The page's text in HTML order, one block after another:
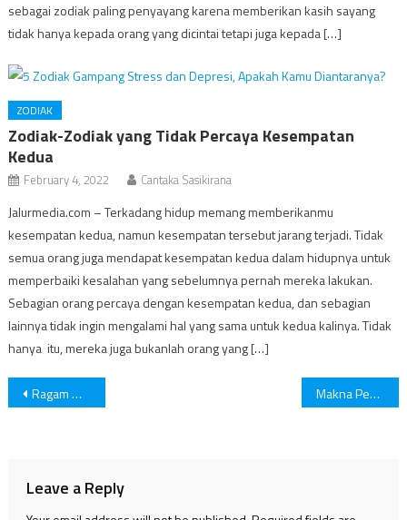
sebagai zodiak paling penyayang karena memberikan kasih sayang
tidak hanya kepada orang yang dicintai tetapi juga kepada […]
ZODIAK
Zodiak-Zodiak yang Tidak Percaya Kesempatan
Kedua
February 4, 2022 Cantaka Sasikirana
Jalurmedia.com – Terkadang hidup memang memberikanmu
kesempatan kedua, namun kesempatan tersebut jarang terjadi. Tidak
semua orang juga mendapat kesempatan kedua dalam hidupnya untuk
memperbaiki kesalahan yang sebelumnya pernah mereka lakukan.
Sebagian orang percaya dengan kesempatan kedua, dan sebagian
lainnya tidak ingin mengalami hal yang sama untuk kedua kalinya. Tidak
hanya itu, mereka juga bukanlah orang yang […]
Post
Ragam Manfaat Lidah Buaya untuk Kulit Wajah Makna Penjor saat Hari Raya Galungan di Bali
Leave a Reply